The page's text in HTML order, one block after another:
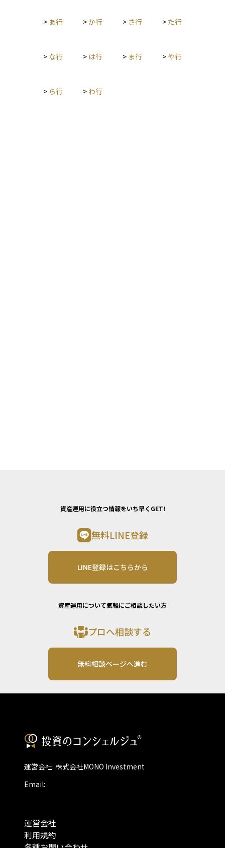
> あ行 >か行 > さ行 > た行
> な行 > は行 > ま行 > や行
> ら行 > わ行
資産運用に役立つ情報をいち早くGET!
無料LINE登録
LINE登録はこちらから
資産運用について気軽にご相談したい方
プロへ相談する
無料相談ページへ進む
運営会社: 株式会社MONO Investment
Email:
運営会社
利用規約